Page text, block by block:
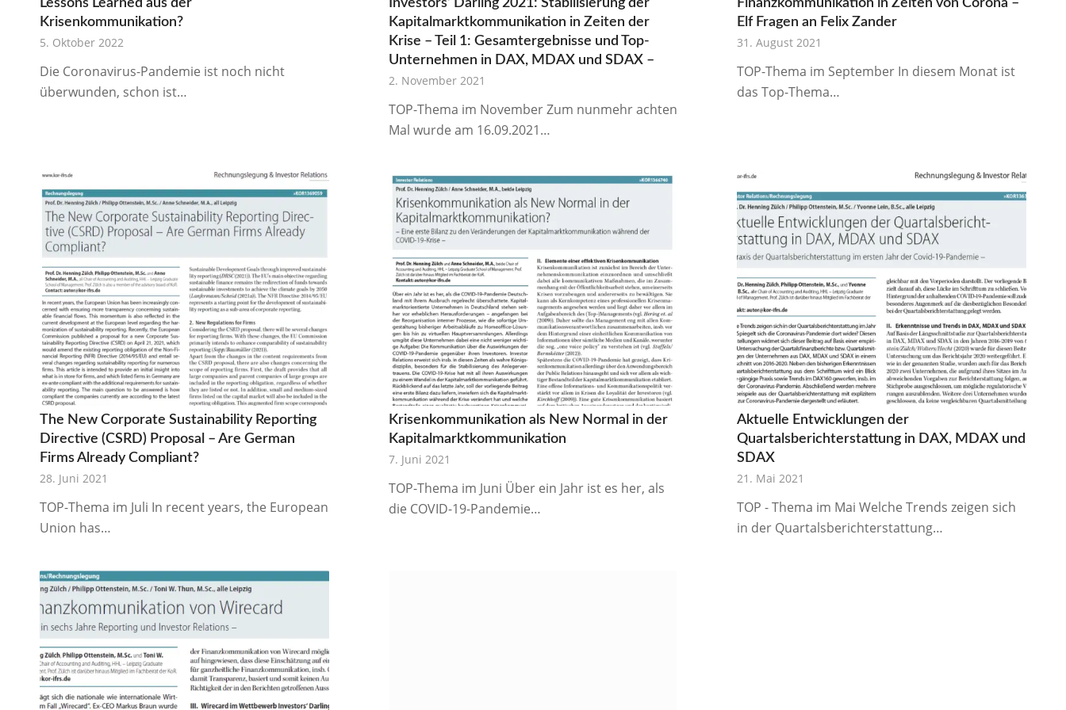
Krisenkommunikation?
5. Oktober 2022
Die Coronavirus-Pandemie ist noch nicht
überwunden, schon ist…
Kapitalmarktkommunikation in Zeiten der
Krise – Teil 1: Gesamtergebnisse und Top-
Unternehmen in DAX, MDAX und SDAX –
2. November 2021
TOP-Thema im November Zum nunmehr achten
Mal wurde am 16.09.2021…
Elf Fragen an Felix Zander
31. August 2021
TOP-Thema im September In diesem Monat ist
das Top-Thema…
The New Corporate Sustainability Reporting
Directive (CSRD) Proposal – Are German
Firms Already Compliant?
28. Juni 2021
TOP-Thema im Juli In recent years, the European
Union has…
Krisenkommunikation als New Normal in der
Kapitalmarktkommunikation
7. Juni 2021
TOP-Thema im Juni Über ein Jahr ist es her, als
die COVID-19-Pandemie…
Aktuelle Entwicklungen der
Quartalsberichterstattung in DAX, MDAX und
SDAX
21. Mai 2021
TOP - Thema im Mai Welche Trends zeigen sich
in der Quartalsberichterstattung…